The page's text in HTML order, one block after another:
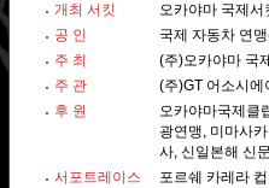
개최 서킷
오카야마 국제서
공 인
국제 자동차 연
주 최
(주)오카야마 국
주 관
(주)GT 어소시에
후 원
오카야마국제클
광연맹, 미마사
사, 신일본해 신
서포트레이스
포르쉐 카레라